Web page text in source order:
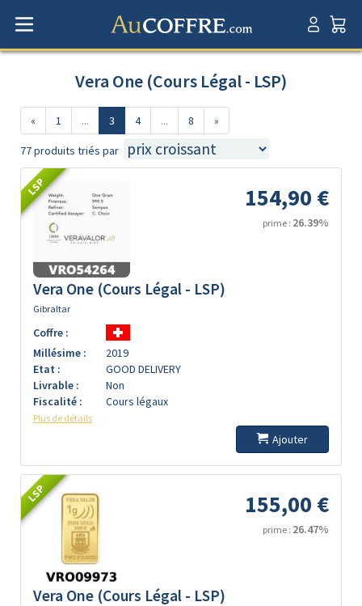
Vera One (Cours Légal - LSP)
« 1 ... 3 4 ... 8 »
77 produits triés par
LSP 154,90 €
prime : 26.39%
Vera One (Cours Légal - LSP)
Gibraltar
Coffre :
Millésime :
2019
Etat :
GOOD DELIVERY
Livrable :
Non
Fiscalité :
Cours légaux
Plus de détails
Ajouter
LSP 155,00 €
prime : 26.47%
Vera One (Cours Légal - LSP)